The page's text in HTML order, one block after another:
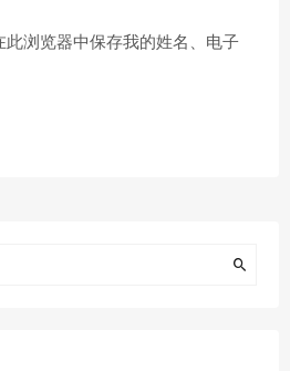
此浏览器中保存我的姓名、电子